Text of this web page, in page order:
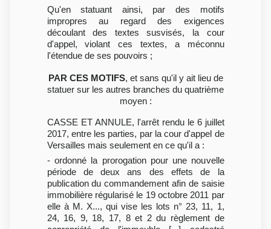
Qu'en statuant ainsi, par des motifs
impropres au regard des exigences
découlant des textes susvisés, la cour
d'appel, violant ces textes, a méconnu
l'étendue de ses pouvoirs ;
PAR CES MOTIFS, et sans qu'il y ait lieu de
statuer sur les autres branches du quatrième
moyen :
CASSE ET ANNULE, l'arrêt rendu le 6 juillet
2017, entre les parties, par la cour d'appel de
Versailles mais seulement en ce qu'il a :
- ordonné la prorogation pour une nouvelle
période de deux ans des effets de la
publication du commandement afin de saisie
immobilière régularisé le 19 octobre 2011 par
elle à M. X..., qui vise les lots n° 23, 11, 1,
24, 16, 9, 18, 17, 8 et 2 du règlement de